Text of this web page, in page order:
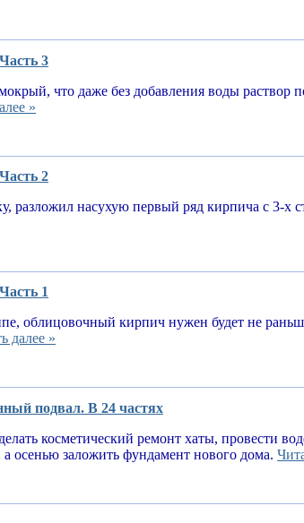
3
что даже без добавления воды раствор
»
2
разложил насухую первый ряд кирпича с 3-х
1
облицовочный кирпич нужен будет не
далее »
подвал. В 24 частях
косметический ремонт хаты, провести
а осенью заложить фундамент нового дома.